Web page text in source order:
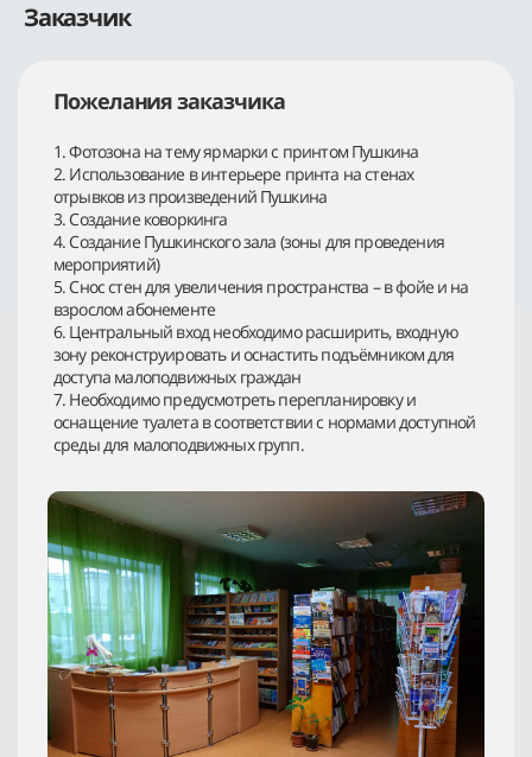
Заказчик
Пожелания заказчика
1. Фотозона на тему ярмарки с принтом Пушкина
2. Использование в интерьере принта на стенах
отрывков из произведений Пушкина
3. Создание коворкинга
4. Создание Пушкинского зала (зоны для проведения
мероприятий)
5. Снос стен для увеличения пространства – в фойе и на
взрослом абонементе
6. Центральный вход необходимо расширить, входную
зону реконструировать и оснастить подъёмником для
доступа малоподвижных граждан
7. Необходимо предусмотреть перепланировку и
оснащение туалета в соответствии с нормами доступной
среды для малоподвижных групп.